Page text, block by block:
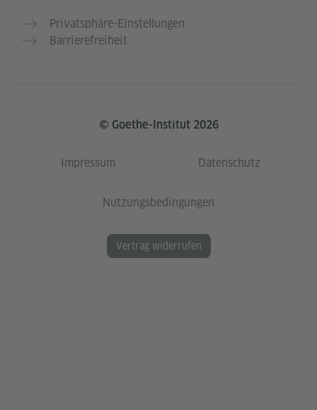
Privatsphäre-Einstellungen
Barrierefreiheit
© Goethe-Institut 2026
Impressum Datenschutz
Nutzungsbedingungen
Vertrag widerrufen